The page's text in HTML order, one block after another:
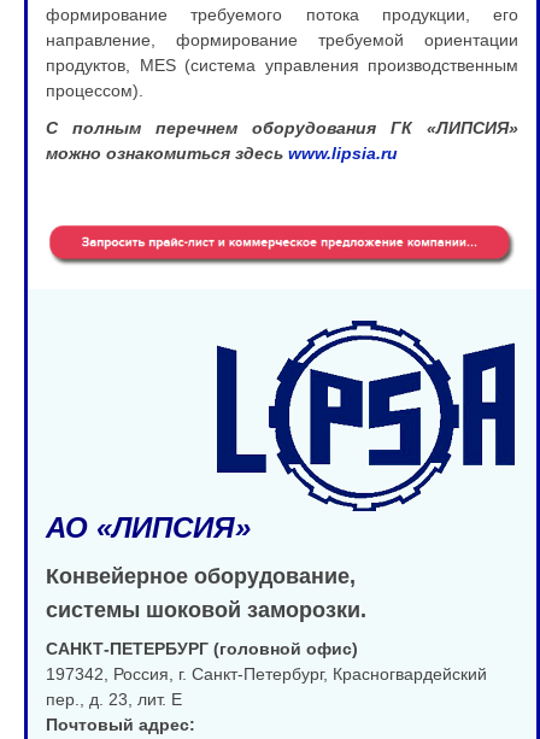
формирование требуемого потока продукции, его
направление, формирование требуемой ориентации
продуктов, MES (система управления производственным
процессом).
С полным перечнем оборудования ГК «ЛИПСИЯ»
можно ознакомиться здесь www.lipsia.ru
АО «ЛИПСИЯ»
Конвейерное оборудование,
системы шоковой заморозки.
САНКТ-ПЕТЕРБУРГ (головной офис)
197342, Россия, г. Санкт-Петербург, Красногвардейский
пер., д. 23, лит. Е
Почтовый адрес: